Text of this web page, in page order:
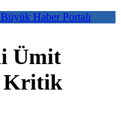
Ümit
Kritik